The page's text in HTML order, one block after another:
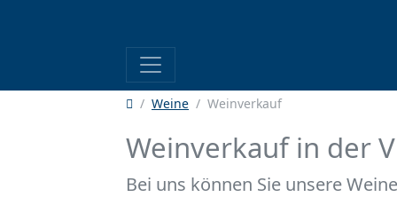
Weine Weinverkauf
Weinverkauf in der
Bei uns können Sie unsere